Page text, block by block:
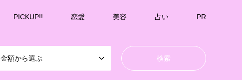
PICKUP!! 恋愛 美容 占い PR
金額から選ぶ